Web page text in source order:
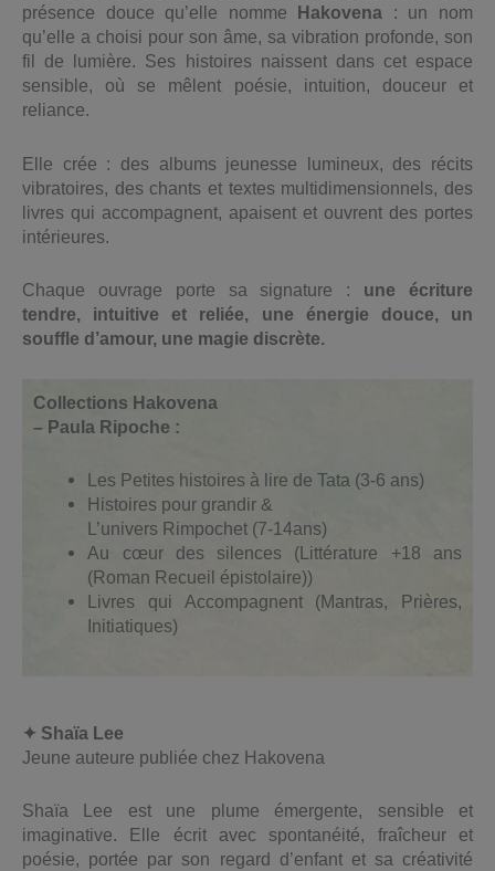
présence douce qu’elle nomme Hakovena : un nom
qu’elle a choisi pour son âme, sa vibration profonde, son
fil de lumière. Ses histoires naissent dans cet espace
sensible, où se mêlent poésie, intuition, douceur et
reliance.
Elle crée : des albums jeunesse lumineux, des récits
vibratoires, des chants et textes multidimensionnels, des
livres qui accompagnent, apaisent et ouvrent des portes
intérieures.
Chaque ouvrage porte sa signature : une écriture
tendre, intuitive et reliée, une énergie douce, un
souffle d’amour, une magie discrète.
Collections Hakovena
– Paula Ripoche :
Les Petites histoires à lire de Tata (3-6 ans)
Histoires pour grandir &
L’univers Rimpochet (7-14ans)
Au cœur des silences (Littérature +18 ans
(Roman Recueil épistolaire))
Livres qui Accompagnent (Mantras, Prières,
Initiatiques)
✦ Shaïa Lee
Jeune auteure publiée chez Hakovena
Shaïa Lee est une plume émergente, sensible et
imaginative. Elle écrit avec spontanéité, fraîcheur et
poésie, portée par son regard d’enfant et sa créativité